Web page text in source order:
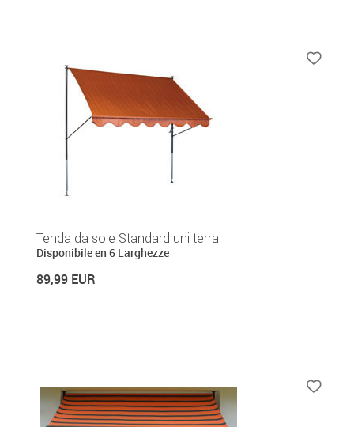
Tenda da sole Standard uni terra
Disponibile en 6 Larghezze
89,99 EUR